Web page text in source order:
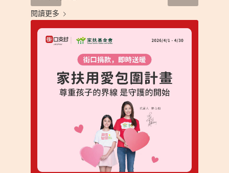
閱讀更多